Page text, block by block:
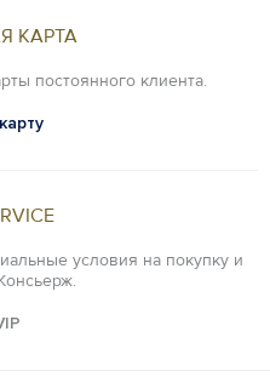
КАРТА
постоянного клиента.
условия на покупку и